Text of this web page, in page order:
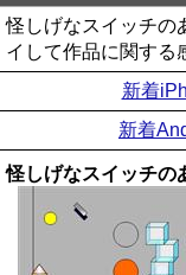
怪しげなスイッチの
イして作品に関する
新着
新着
怪しげなスイッチの